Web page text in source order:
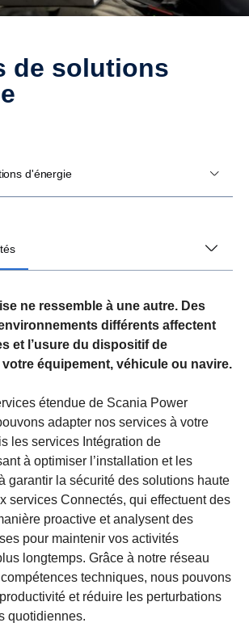
d'énergie
ne ressemble à une autre. Des
différents affectent
et l’usure du dispositif de
équipement, véhicule ou navire.
étendue de Scania Power
adapter nos services à votre
les services Intégration de
à optimiser l’installation et les
garantir la sécurité des solutions haute
services Connectés, qui effectuent des
proactive et analysent des
pour maintenir vos activités
longtemps. Grâce à notre réseau
techniques, nous pouvons
et réduire les perturbations
quotidiennes.